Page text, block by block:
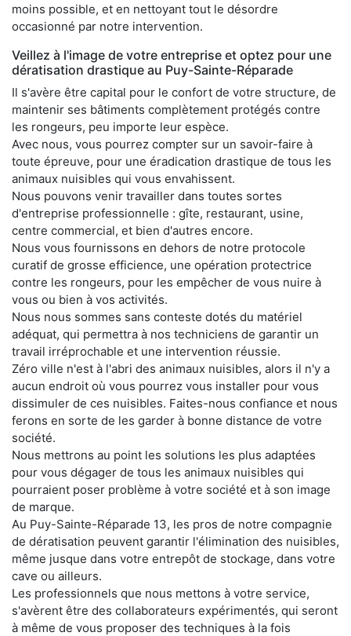
moins possible, et en nettoyant tout le désordre
occasionné par notre intervention.
Veillez à l'image de votre entreprise et optez pour une
dératisation drastique au Puy-Sainte-Réparade
Il s'avère être capital pour le confort de votre structure, de
maintenir ses bâtiments complètement protégés contre
les rongeurs, peu importe leur espèce.
Avec nous, vous pourrez compter sur un savoir-faire à
toute épreuve, pour une éradication drastique de tous les
animaux nuisibles qui vous envahissent.
Nous pouvons venir travailler dans toutes sortes
d'entreprise professionnelle : gîte, restaurant, usine,
centre commercial, et bien d'autres encore.
Nous vous fournissons en dehors de notre protocole
curatif de grosse efficience, une opération protectrice
contre les rongeurs, pour les empêcher de vous nuire à
vous ou bien à vos activités.
Nous nous sommes sans conteste dotés du matériel
adéquat, qui permettra à nos techniciens de garantir un
travail irréprochable et une intervention réussie.
Zéro ville n'est à l'abri des animaux nuisibles, alors il n'y a
aucun endroit où vous pourrez vous installer pour vous
dissimuler de ces nuisibles. Faites-nous confiance et nous
ferons en sorte de les garder à bonne distance de votre
société.
Nous mettrons au point les solutions les plus adaptées
pour vous dégager de tous les animaux nuisibles qui
pourraient poser problème à votre société et à son image
de marque.
Au Puy-Sainte-Réparade 13, les pros de notre compagnie
de dératisation peuvent garantir l'élimination des nuisibles,
même jusque dans votre entrepôt de stockage, dans votre
cave ou ailleurs.
Les professionnels que nous mettons à votre service,
s'avèrent être des collaborateurs expérimentés, qui seront
à même de vous proposer des techniques à la fois